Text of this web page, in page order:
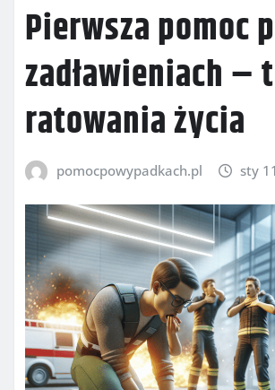
Pierwsza pomoc
zadławieniach –
ratowania życia
pomocpowypadkach.pl sty